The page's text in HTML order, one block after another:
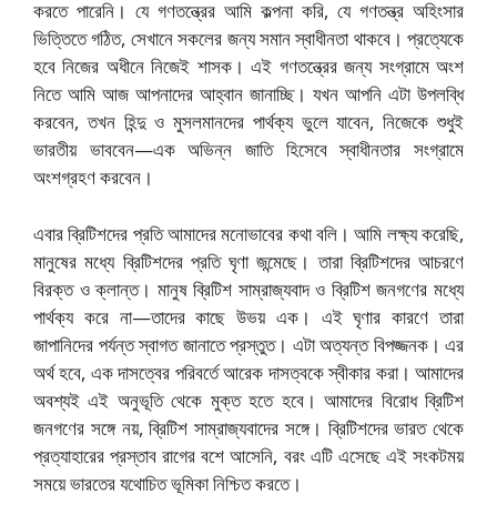
করতে পারেনি। যে গণতন্ত্রের আমি কল্পনা করি, যে গণতন্ত্র অহিংসার
ভিত্তিতে গঠিত, সেখানে সকলের জন্য সমান স্বাধীনতা থাকবে। প্রত্যেকে
হবে নিজের অধীনে নিজেই শাসক। এই গণতন্ত্রের জন্য সংগ্রামে অংশ
নিতে আমি আজ আপনাদের আহ্বান জানাচ্ছি। যখন আপনি এটা উপলব্ধি
করবেন, তখন হিন্দু ও মুসলমানদের পার্থক্য ভুলে যাবেন, নিজেকে শুধুই
ভারতীয় ভাববেন—এক অভিন্ন জাতি হিসেবে স্বাধীনতার সংগ্রামে
অংশগ্রহণ করবেন।
এবার ব্রিটিশদের প্রতি আমাদের মনোভাবের কথা বলি। আমি লক্ষ্য করেছি,
মানুষের মধ্যে ব্রিটিশদের প্রতি ঘৃণা জন্মেছে। তারা ব্রিটিশদের আচরণে
বিরক্ত ও ক্লান্ত। মানুষ ব্রিটিশ সাম্রাজ্যবাদ ও ব্রিটিশ জনগণের মধ্যে
পার্থক্য করে না—তাদের কাছে উভয় এক। এই ঘৃণার কারণে তারা
জাপানিদের পর্যন্ত স্বাগত জানাতে প্রস্তুত। এটা অত্যন্ত বিপজ্জনক। এর
অর্থ হবে, এক দাসত্বের পরিবর্তে আরেক দাসত্বকে স্বীকার করা। আমাদের
অবশ্যই এই অনুভূতি থেকে মুক্ত হতে হবে। আমাদের বিরোধ ব্রিটিশ
জনগণের সঙ্গে নয়, ব্রিটিশ সাম্রাজ্যবাদের সঙ্গে। ব্রিটিশদের ভারত থেকে
প্রত্যাহারের প্রস্তাব রাগের বশে আসেনি, বরং এটি এসেছে এই সংকটময়
সময়ে ভারতের যথোচিত ভূমিকা নিশ্চিত করতে।